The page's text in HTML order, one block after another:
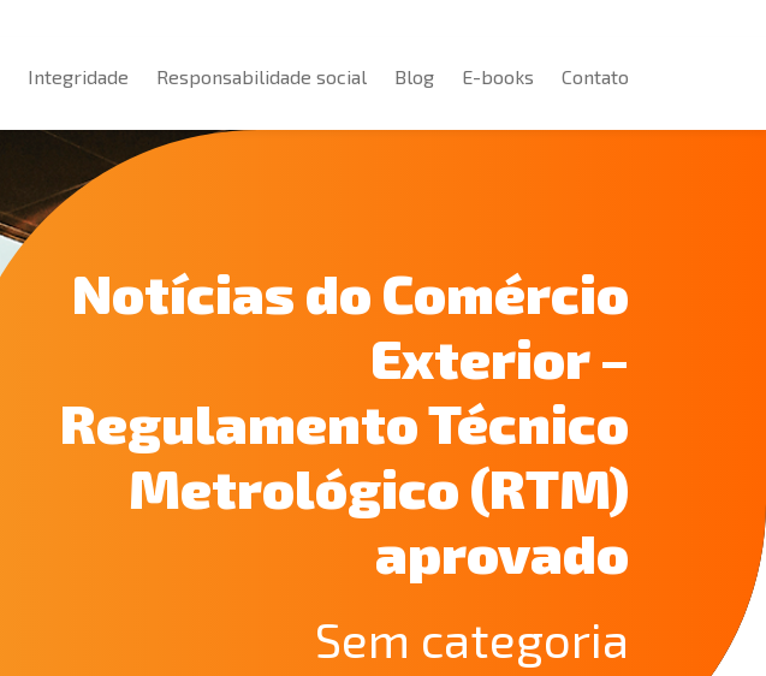
Integridade Responsabilidade social Blog E-books Contato
Notícias do Comércio
Exterior –
Regulamento Técnico
Metrológico (RTM)
aprovado
Sem categoria